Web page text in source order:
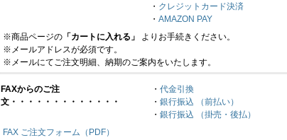
・ クレジットカード決済
・ AMAZON PAY
※商品ページの 「カートに入れる」
よりお手続きください。
※メールアドレスが必須です。
※メールにてご注文明細、納期のご案内をいたします。
FAXからのご注
文・・・・・・・・・・・・・
・ 代金引換
・ 銀行振込 （前払い）
・ 銀行振込 （掛売・後払）
FAX ご注文フォーム（PDF）